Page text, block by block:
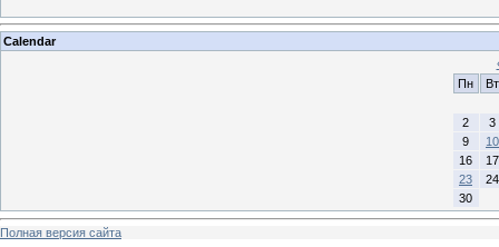
Calendar
Пн
Вт
2
3
9
10
16
17
23
24
30
Полная версия сайта